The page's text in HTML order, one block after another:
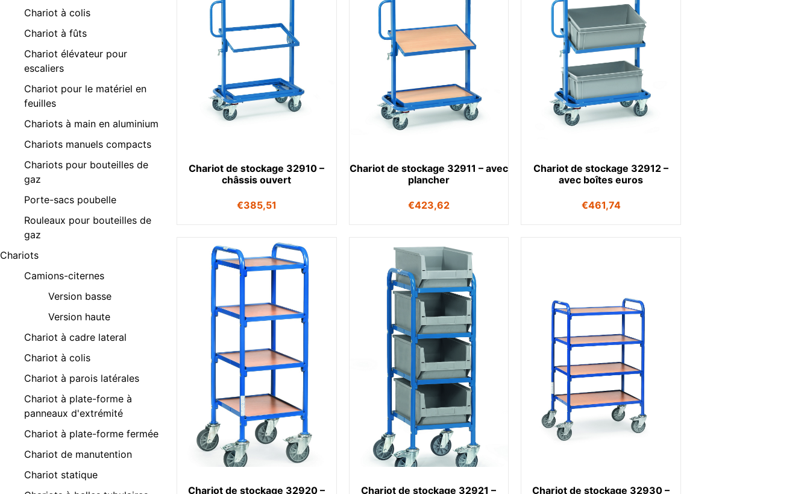
Chariot à colis
Chariot à fûts
Chariot élévateur pour
escaliers
Chariot pour le matériel en
feuilles
Chariots à main en aluminium
Chariots manuels compacts
Chariots pour bouteilles de
gaz
Porte-sacs poubelle
Rouleaux pour bouteilles de
gaz
Chariots
Camions-citernes
Version basse
Version haute
Chariot à cadre lateral
Chariot à colis
Chariot à parois latérales
Chariot à plate-forme à
panneaux d'extrémité
Chariot à plate-forme fermée
Chariot de manutention
Chariot statique
Chariot de stockage 32910 –
châssis ouvert
€385,51
Chariot de stockage 32911 – avec
plancher
€423,62
Chariot de stockage 32912 –
avec boîtes euros
€461,74
Chariot de stockage 32920 –
Chariot de stockage 32921 –
Chariot de stockage 32930 –